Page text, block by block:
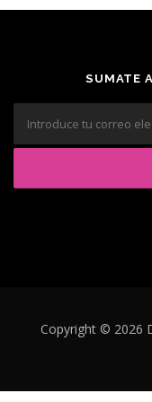
SUMATE
Copyright © 2026